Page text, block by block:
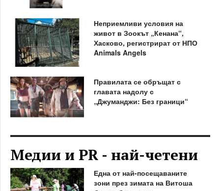
Неприемливи условия на
живот в Зоокът „Кенана“,
Хасково, регистрират от НПО
Animals Angels
Правилата се обръщат с
главата надолу с
„Джуманджи: Без граници“
Медии и PR - най-четени
Една от най-посещаваните
зони през зимата на Витоша